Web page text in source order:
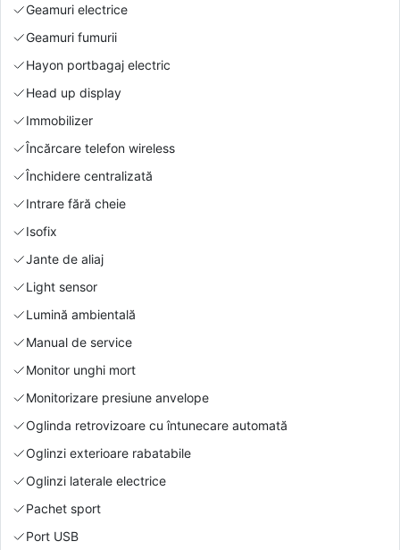
Geamuri electrice
Geamuri fumurii
Hayon portbagaj electric
Head up display
Immobilizer
Încărcare telefon wireless
Închidere centralizată
Intrare fără cheie
Isofix
Jante de aliaj
Light sensor
Lumină ambientală
Manual de service
Monitor unghi mort
Monitorizare presiune anvelope
Oglinda retrovizoare cu întunecare automată
Oglinzi exterioare rabatabile
Oglinzi laterale electrice
Pachet sport
Port USB